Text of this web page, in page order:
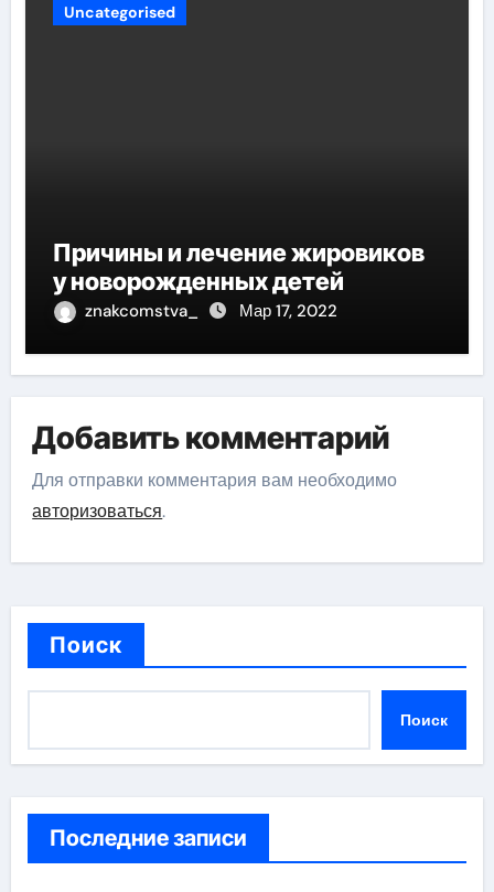
Uncategorised
Причины и лечение жировиков
у новорожденных детей
znakcomstva_ Мар 17, 2022
Добавить комментарий
Для отправки комментария вам необходимо
авторизоваться.
Поиск
Поиск
Последние записи